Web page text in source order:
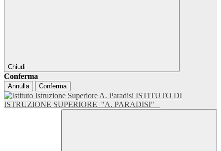
Chiudi
Conferma
Annulla Conferma
ISTITUTO DI
ISTRUZIONE SUPERIORE "A. PARADISI"